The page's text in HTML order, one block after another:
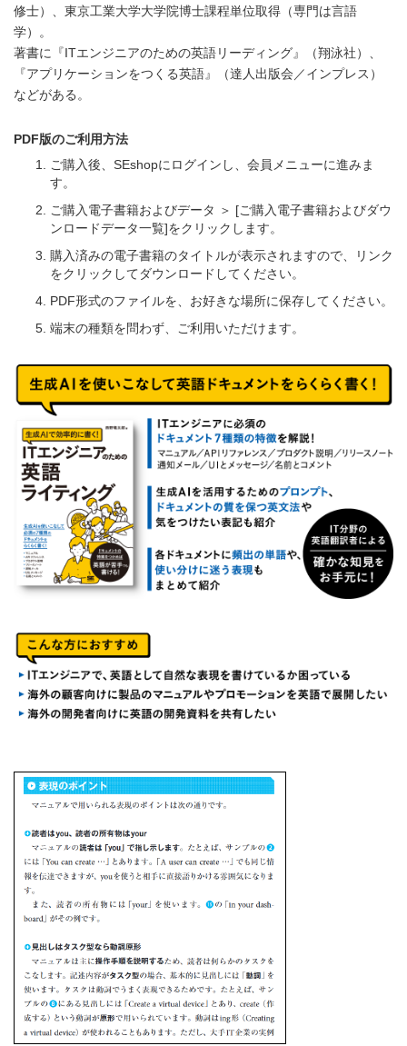
修士）、東京工業大学大学院博士課程単位取得（専門は言語
学）。
著書に『ITエンジニアのための英語リーディング』（翔泳社）、
『アプリケーションをつくる英語』（達人出版会／インプレス）
などがある。
PDF版のご利用方法
ご購入後、SEshopにログインし、会員メニューに進みま
す。
ご購入電子書籍およびデータ ＞ [ご購入電子書籍およびダウ
ンロードデータ一覧]をクリックします。
購入済みの電子書籍のタイトルが表示されますので、リンク
をクリックしてダウンロードしてください。
PDF形式のファイルを、お好きな場所に保存してください。
端末の種類を問わず、ご利用いただけます。